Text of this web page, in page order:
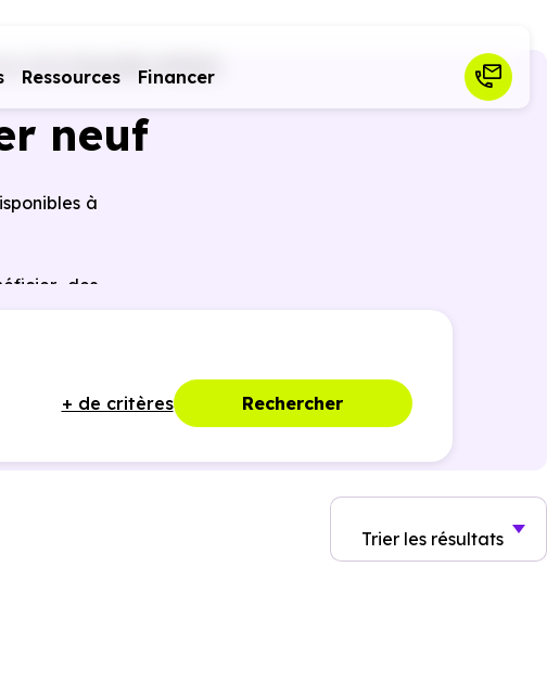
Ressources Financer
(49) Chemillé (49120)
neuf
à
des
+ de critères Rechercher
Trier les résultats